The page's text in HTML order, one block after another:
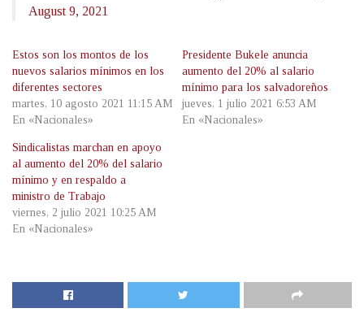
August 9, 2021
Estos son los montos de los
nuevos salarios mínimos en los
diferentes sectores
martes, 10 agosto 2021 11:15 AM
En «Nacionales»
Presidente Bukele anuncia
aumento del 20% al salario
mínimo para los salvadoreños
jueves, 1 julio 2021 6:53 AM
En «Nacionales»
Sindicalistas marchan en apoyo
al aumento del 20% del salario
mínimo y en respaldo a
ministro de Trabajo
viernes, 2 julio 2021 10:25 AM
En «Nacionales»